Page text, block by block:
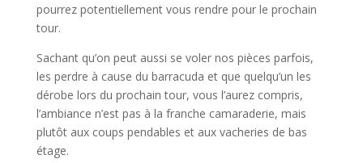
pourrez potentiellement vous rendre pour le prochain
tour.
Sachant qu’on peut aussi se voler nos pièces parfois,
les perdre à cause du barracuda et que quelqu’un les
dérobe lors du prochain tour, vous l’aurez compris,
l’ambiance n’est pas à la franche camaraderie, mais
plutôt aux coups pendables et aux vacheries de bas
étage.